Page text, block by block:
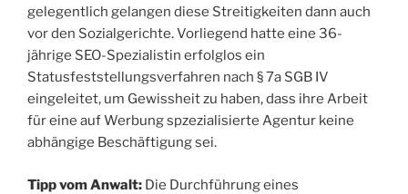
gelegentlich gelangen diese Streitigkeiten dann auch
vor den Sozialgerichte. Vorliegend hatte eine 36-
jährige SEO-Spezialistin erfolglos ein
Statusfeststellungsverfahren nach § 7a SGB IV
eingeleitet, um Gewissheit zu haben, dass ihre Arbeit
für eine auf Werbung spzezialisierte Agentur keine
abhängige Beschäftigung sei.
Tipp vom Anwalt: Die Durchführung eines